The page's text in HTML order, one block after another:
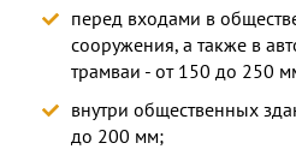
перед входами в
сооружения, а также в
трамваи - от 150 до 250
внутри общественных
до 200 мм;